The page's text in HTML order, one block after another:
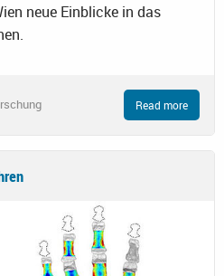
neue Einblicke in das
Read more